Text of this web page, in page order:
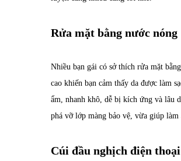
Rửa mặt bằng nước nóng
Nhiều bạn gái có sở thích rửa mặt
cao khiến bạn cảm thấy da được làm
ẩm, nhanh khô, dễ bị kích ứng và lâu
phá vỡ lớp màng bảo vệ, vừa giúp làm
Cúi đầu nghịch điện thoại